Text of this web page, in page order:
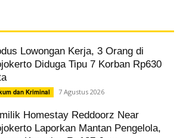
Lowongan Kerja, 3 Orang di
Diduga Tipu 7 Korban Rp630
dan Kriminal 7 Agustus 2026
Homestay Reddoorz Near
Laporkan Mantan Pengelola,